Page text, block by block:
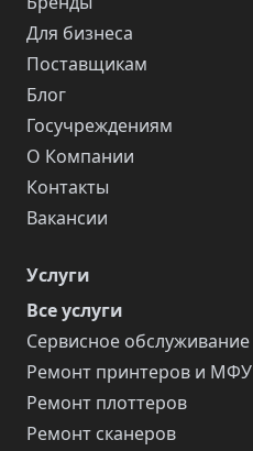
Для бизнеса
Поставщикам
Блог
Госучреждениям
О Компании
Контакты
Вакансии
Услуги
Все услуги
Сервисное обслуживание
Ремонт принтеров и МФУ
Ремонт плоттеров
Ремонт сканеров